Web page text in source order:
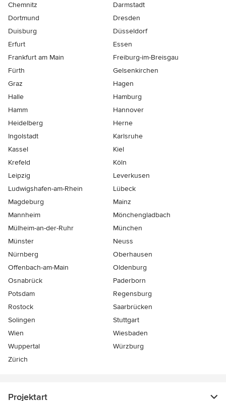
Chemnitz
Darmstadt
Dortmund
Dresden
Duisburg
Düsseldorf
Erfurt
Essen
Frankfurt am Main
Freiburg-im-Breisgau
Fürth
Gelsenkirchen
Graz
Hagen
Halle
Hamburg
Hamm
Hannover
Heidelberg
Herne
Ingolstadt
Karlsruhe
Kassel
Kiel
Krefeld
Köln
Leipzig
Leverkusen
Ludwigshafen-am-Rhein
Lübeck
Magdeburg
Mainz
Mannheim
Mönchen­gladbach
Mülheim-an-der-Ruhr
München
Münster
Neuss
Nürnberg
Oberhausen
Offenbach-am-Main
Oldenburg
Osnabrück
Paderborn
Potsdam
Regensburg
Rostock
Saarbrücken
Solingen
Stuttgart
Wien
Wiesbaden
Wuppertal
Würzburg
Zürich
Projektart